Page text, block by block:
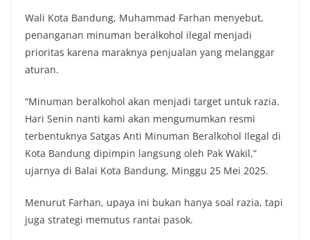
Wali Kota Bandung, Muhammad Farhan menyebut,
penanganan minuman beralkohol ilegal menjadi
prioritas karena maraknya penjualan yang melanggar
aturan.
“Minuman beralkohol akan menjadi target untuk razia.
Hari Senin nanti kami akan mengumumkan resmi
terbentuknya Satgas Anti Minuman Beralkohol Ilegal di
Kota Bandung dipimpin langsung oleh Pak Wakil,”
ujarnya di Balai Kota Bandung, Minggu 25 Mei 2025.
Menurut Farhan, upaya ini bukan hanya soal razia, tapi
juga strategi memutus rantai pasok.